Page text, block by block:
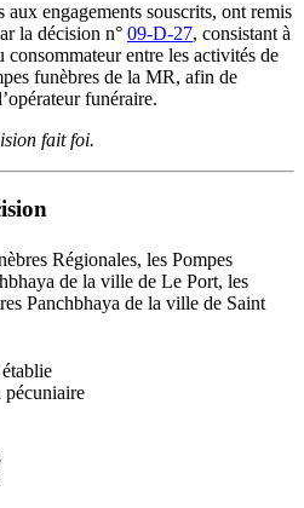
aux engagements souscrits, ont remis
la décision n° 09-D-27, consistant à
entre les activités de
funèbres de la MR, afin de
funéraire.
fait foi.
Régionales, les Pompes
de la ville de Le Port, les
Panchbhaya de la ville de Saint
pécuniaire